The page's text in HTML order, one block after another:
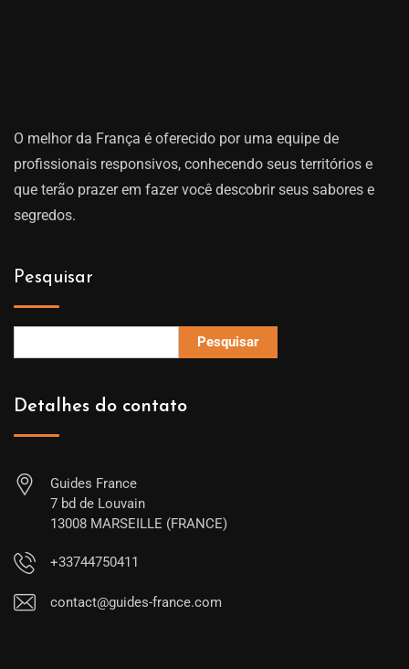
O melhor da França é oferecido por uma equipe de
profissionais responsivos, conhecendo seus territórios e
que terão prazer em fazer você descobrir seus sabores e
segredos.
Pesquisar
Pesquisar
Detalhes do contato
Guides France
7 bd de Louvain
13008 MARSEILLE (FRANCE)
+33744750411
contact@guides-france.com